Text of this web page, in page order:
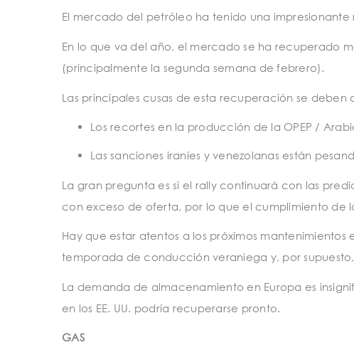
El mercado del petróleo ha tenido una
En lo que va del año, el mercado se ha recuperado
(principalmente la segunda semana de febrero).
Las principales cusas de esta recuperación se deben
Los recortes en la producción de la OPEP /
Las sanciones iraníes y venezolanas están
La gran pregunta es si el rally continuará con las
con exceso de oferta, por lo que el cumplimiento de
Hay que estar atentos a los próximos mantenimientos
temporada de conducción veraniega y, por
La demanda de almacenamiento en Europa es
en los EE. UU. podría recuperarse pronto.
GAS